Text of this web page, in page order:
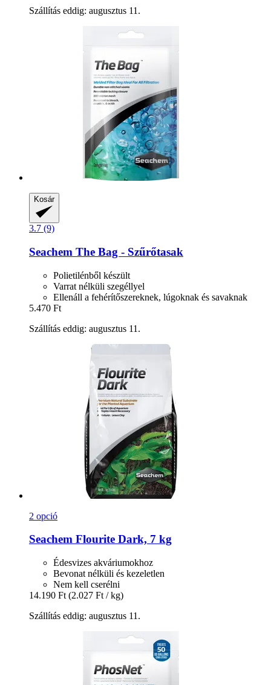
Szállítás eddig: augusztus 11.
Kosár
3.7 (9)
Seachem The Bag -​ Szűrőtasak
Polietilénből készült
Varrat nélküli szegéllyel
Ellenáll a fehérítőszereknek, lúgoknak és savaknak
5.470 Ft
Szállítás eddig: augusztus 11.
2 opció
Seachem Flourite Dark, 7 kg
Édesvizes akváriumokhoz
Bevonat nélküli és kezeletlen
Nem kell cserélni
14.190 Ft (2.027 Ft / kg)
Szállítás eddig: augusztus 11.